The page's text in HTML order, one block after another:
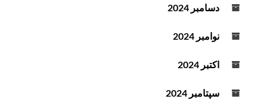
دسامبر 2024
نوامبر 2024
اکتبر 2024
سپتامبر 2024